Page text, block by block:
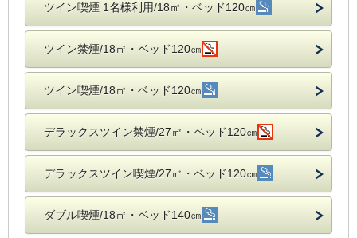
ツイン喫煙 1名様利用/18㎡・ベッド120㎝
ツイン禁煙/18㎡・ベッド120㎝
ツイン喫煙/18㎡・ベッド120㎝
デラックスツイン禁煙/27㎡・ベッド120㎝
デラックスツイン喫煙/27㎡・ベッド120㎝
ダブル喫煙/18㎡・ベッド140㎝